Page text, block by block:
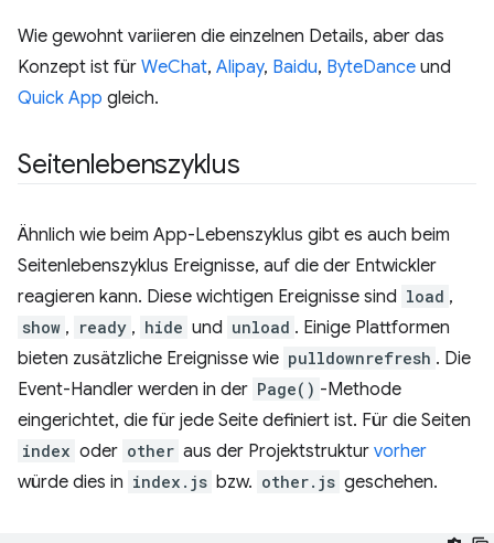
Wie gewohnt variieren die einzelnen Details, aber das
Konzept ist für WeChat, Alipay, Baidu, ByteDance und
Quick App gleich.
Seitenlebenszyklus
Ähnlich wie beim App-Lebenszyklus gibt es auch beim
Seitenlebenszyklus Ereignisse, auf die der Entwickler
reagieren kann. Diese wichtigen Ereignisse sind load ,
show , ready , hide und unload . Einige Plattformen
bieten zusätzliche Ereignisse wie pulldownrefresh . Die
Event-Handler werden in der Page() -Methode
eingerichtet, die für jede Seite definiert ist. Für die Seiten
index oder other aus der Projektstruktur vorher
würde dies in index.js bzw. other.js geschehen.